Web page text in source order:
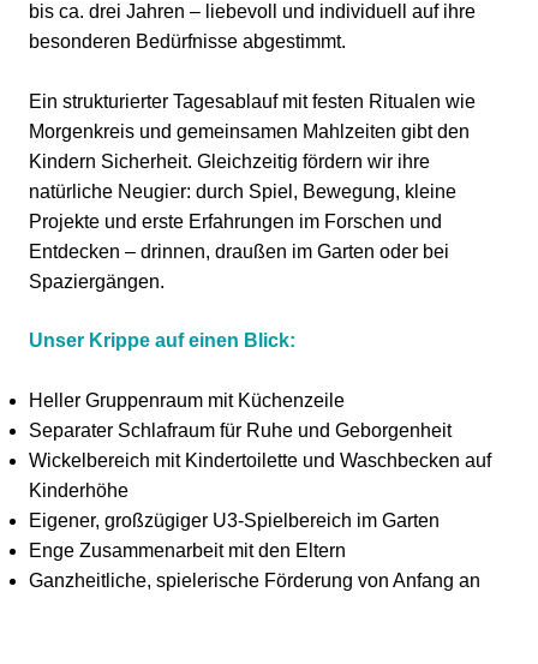
bis ca. drei Jahren – liebevoll und individuell auf ihre
besonderen Bedürfnisse abgestimmt.
Ein strukturierter Tagesablauf mit festen Ritualen wie
Morgenkreis und gemeinsamen Mahlzeiten gibt den
Kindern Sicherheit. Gleichzeitig fördern wir ihre
natürliche Neugier: durch Spiel, Bewegung, kleine
Projekte und erste Erfahrungen im Forschen und
Entdecken – drinnen, draußen im Garten oder bei
Spaziergängen.
Unser Krippe auf einen Blick:
Heller Gruppenraum mit Küchenzeile
Separater Schlafraum für Ruhe und Geborgenheit
Wickelbereich mit Kindertoilette und Waschbecken auf
Kinderhöhe
Eigener, großzügiger U3-Spielbereich im Garten
Enge Zusammenarbeit mit den Eltern
Ganzheitliche, spielerische Förderung von Anfang an